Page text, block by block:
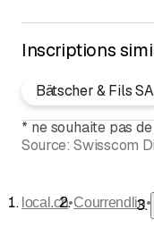
Inscriptions
Bätscher & Fils SA
*ne souhaite pas
Source: Swisscom
local.ch•Courrendlin•